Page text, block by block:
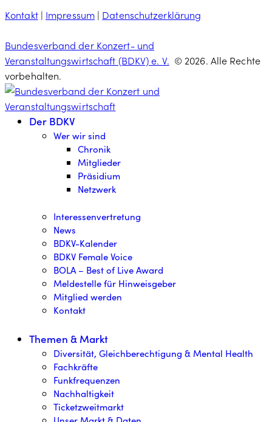
Kontakt| Impressum| Datenschutzerklärung
Bundesverband der Konzert- und
Veranstaltungswirtschaft (BDKV) e. V. © 2026. Alle Rechte
vorbehalten.
Der BDKV
Wer wir sind
Chronik
Mitglieder
Präsidium
Netzwerk
Interessenvertretung
News
BDKV-Kalender
BDKV Female Voice
BOLA – Best of Live Award
Meldestelle für Hinweisgeber
Mitglied werden
Kontakt
Themen & Markt
Diversität, Gleichberechtigung & Mental Health
Fachkräfte
Funkfrequenzen
Nachhaltigkeit
Ticketzweitmarkt